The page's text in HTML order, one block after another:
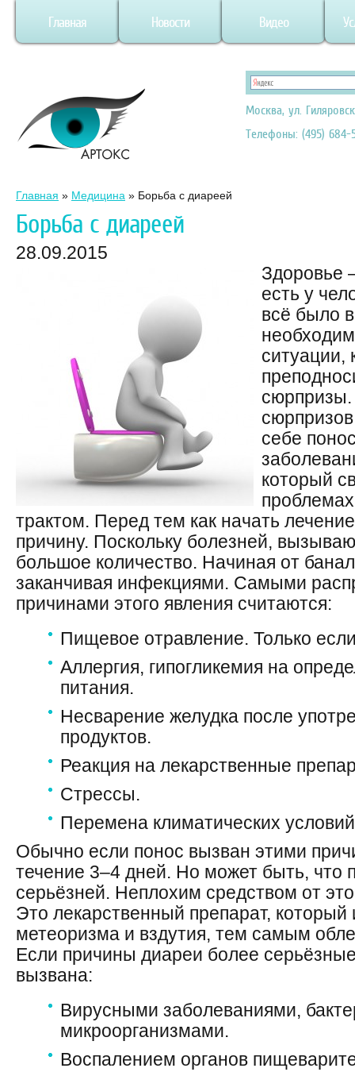
Главная Новости Видео
Москва, ул.
Телефоны: (495) 684-
Главная » Медицина » Борьба с диареей
Борьба с диареей
28.09.2015
Здоровье
есть у
всё было
ситуации,
пр
себе
который
трактом. Перед тем как начать
причину. Поскольку болезней,
большое количество. Начиная от
заканчивая инфекциями. Самыми
причинами этого явления считаются:
Пищевое отравление. Только
Аллергия, гипогликемия на
питания.
Несварение желудка после
продуктов.
Реакция на лекарственные
Стрессы.
Перемена климатических
Обычно если понос вызван этими
течение 3–4 дней. Но может быть, что
серьёзней. Неплохим средством от
Это лекарственный препарат, который
метеоризма и вздутия, тем самым
Если причины диареи более
вызвана:
Вирусными заболеваниями,
микроорганизмами.
Воспалением органов